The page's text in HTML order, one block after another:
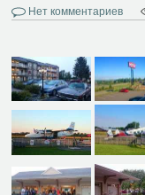
Нет комментариев